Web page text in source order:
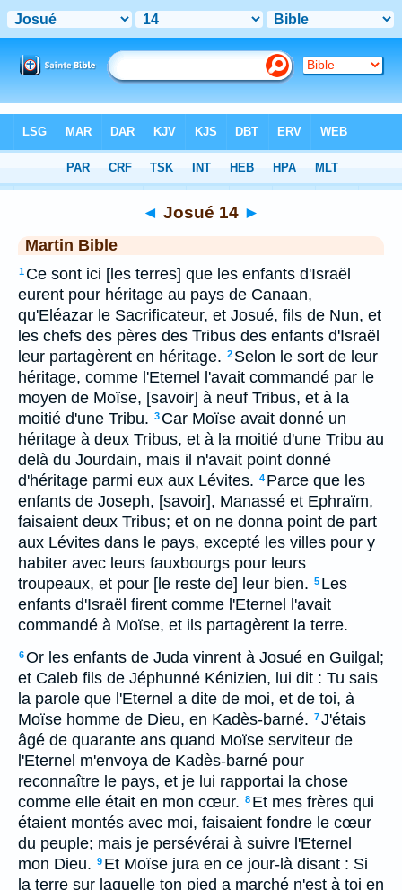
> Josué 14
◄ Josué 14 ►
Martin Bible
1 Ce sont ici [les terres] que les enfants d'Israël
eurent pour héritage au pays de Canaan,
qu'Eléazar le Sacrificateur, et Josué, fils de Nun, et
les chefs des pères des Tribus des enfants d'Israël
leur partagèrent en héritage. 2 Selon le sort de leur
héritage, comme l'Eternel l'avait commandé par le
moyen de Moïse, [savoir] à neuf Tribus, et à la
moitié d'une Tribu. 3 Car Moïse avait donné un
héritage à deux Tribus, et à la moitié d'une Tribu au
delà du Jourdain, mais il n'avait point donné
d'héritage parmi eux aux Lévites. 4 Parce que les
enfants de Joseph, [savoir], Manassé et Ephraïm,
faisaient deux Tribus; et on ne donna point de part
aux Lévites dans le pays, excepté les villes pour y
habiter avec leurs fauxbourgs pour leurs
troupeaux, et pour [le reste de] leur bien. 5 Les
enfants d'Israël firent comme l'Eternel l'avait
commandé à Moïse, et ils partagèrent la terre.
6Or les enfants de Juda vinrent à Josué en Guilgal;
et Caleb fils de Jéphunné Kénizien, lui dit : Tu sais
la parole que l'Eternel a dite de moi, et de toi, à
Moïse homme de Dieu, en Kadès-barné. 7J'étais
âgé de quarante ans quand Moïse serviteur de
l'Eternel m'envoya de Kadès-barné pour
reconnaître le pays, et je lui rapportai la chose
comme elle était en mon cœur. 8 Et mes frères qui
étaient montés avec moi, faisaient fondre le cœur
du peuple; mais je persévérai à suivre l'Eternel
mon Dieu. 9 Et Moïse jura en ce jour-là disant : Si
la terre sur laquelle ton pied a marché n'est à toi en